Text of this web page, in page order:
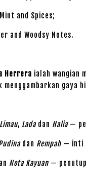
and Spices;
and Woodsy Notes.
Herrera ialah wangian
menggambarkan gaya
Limau, Ladadan Halia—
dan Rempah — inti
Nota Kayuan —